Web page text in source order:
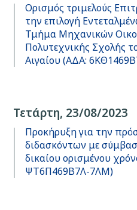
Ορισμός τριμελούς
την επιλογή
Τμήμα Μηχανικών
Πολυτεχνικής Σχολής
Αιγαίου (ΑΔΑ:
Τετάρτη, 23/08/2023
Προκήρυξη για την
διδασκόντων με
δικαίου ορισμένου
ΨΤ6Π469Β7Λ-7ΛΜ)